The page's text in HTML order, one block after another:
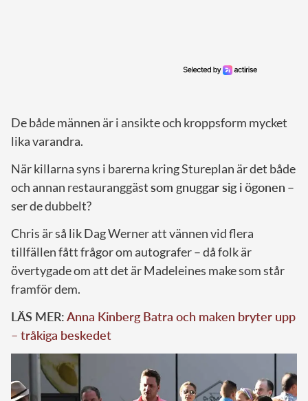
De både männen är i ansikte och kroppsform mycket
lika varandra.
När killarna syns i barerna kring Stureplan är det både
och annan restauranggästsom gnuggar sig i ögonen –
ser de dubbelt?
Chris är så lik Dag Werner att vännen vid flera
tillfällen fått frågor om autografer – då folk är
övertygade om att det är Madeleines make som står
framför dem.
LÄS MER:Anna Kinberg Batra och maken bryter upp
– tråkiga beskedet